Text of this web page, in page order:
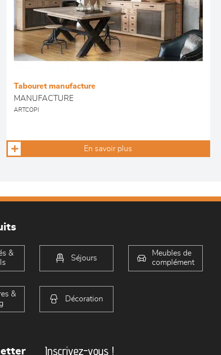
Tabouret manufacture
MANUFACTURE
ARTCOPI
En savoir plus
&
Séjours
Meubles de
complément
&
Décoration
Inscrivez-vous !